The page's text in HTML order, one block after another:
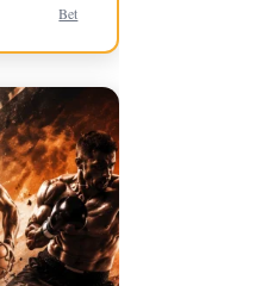
Bet